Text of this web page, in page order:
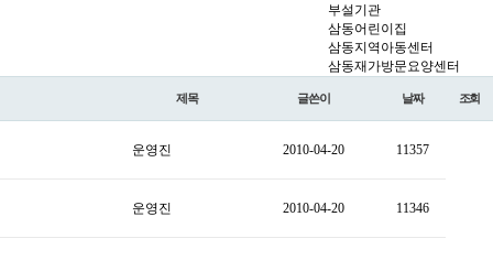
부설기관
삼동어린이집
삼동지역아동센터
삼동재가방문요양센터
제목 글쓴이 날짜 조회
운영진 2010-04-20 11357
운영진 2010-04-20 11346